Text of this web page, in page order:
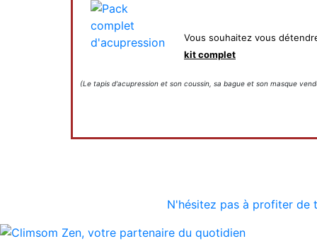
Vous souhaitez vous
kit complet
(Le tapis d'acupression et son coussin, sa bague et son masque
N'hésitez pas à profiter de